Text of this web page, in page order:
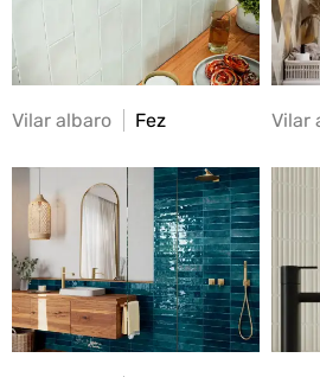
Vilar albaro Fez Vilar